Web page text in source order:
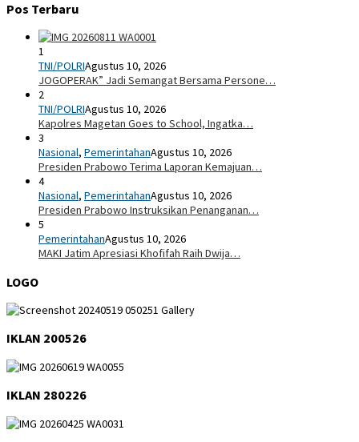
Pos Terbaru
1
TNI/POLRIAgustus 10, 2026
JOGOPERAK” Jadi Semangat Bersama Persone…
2
TNI/POLRIAgustus 10, 2026
Kapolres Magetan Goes to School, Ingatka…
3
Nasional, PemerintahanAgustus 10, 2026
Presiden Prabowo Terima Laporan Kemajuan…
4
Nasional, PemerintahanAgustus 10, 2026
Presiden Prabowo Instruksikan Penanganan…
5
PemerintahanAgustus 10, 2026
MAKI Jatim Apresiasi Khofifah Raih Dwija…
LOGO
IKLAN 200526
IKLAN 280226